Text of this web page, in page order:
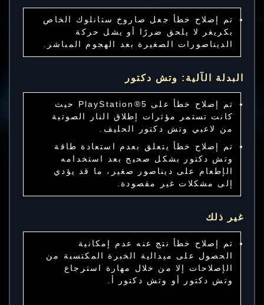
تم إصلاح خطأ جعل صاروخ ستانلوك الخاص
بكريغر لا يلحق ضررًا أو يشل حركة
الديناصورات الصغيرة بعد الهجوم المباشر.
البدلة الآلية: وتش دكتور
تم إصلاح خطأ على PlayStation®5 حيث
كانت تستمر مؤثرات إطلاق النار الصوتية
من لاعبي وتش دكتور الحليف.
تم إصلاح خطأ يتعلق بعدم استعادة طاقة
وتش دكتور بشكل صحيح بعد استخدامه
الإطعام على ديناصور صغير، ما قد يؤدي
إلى مشكلات غير مقصودة.
غير ذلك
تم إصلاح خطأ نتج عنه عدم إمكانية
الحصول على ميدالية الخبرة المكتسبة من
الإصلاحات إلا من خلال مهارة استرجاع
وتش دكتور أو وتش دكتور أ.